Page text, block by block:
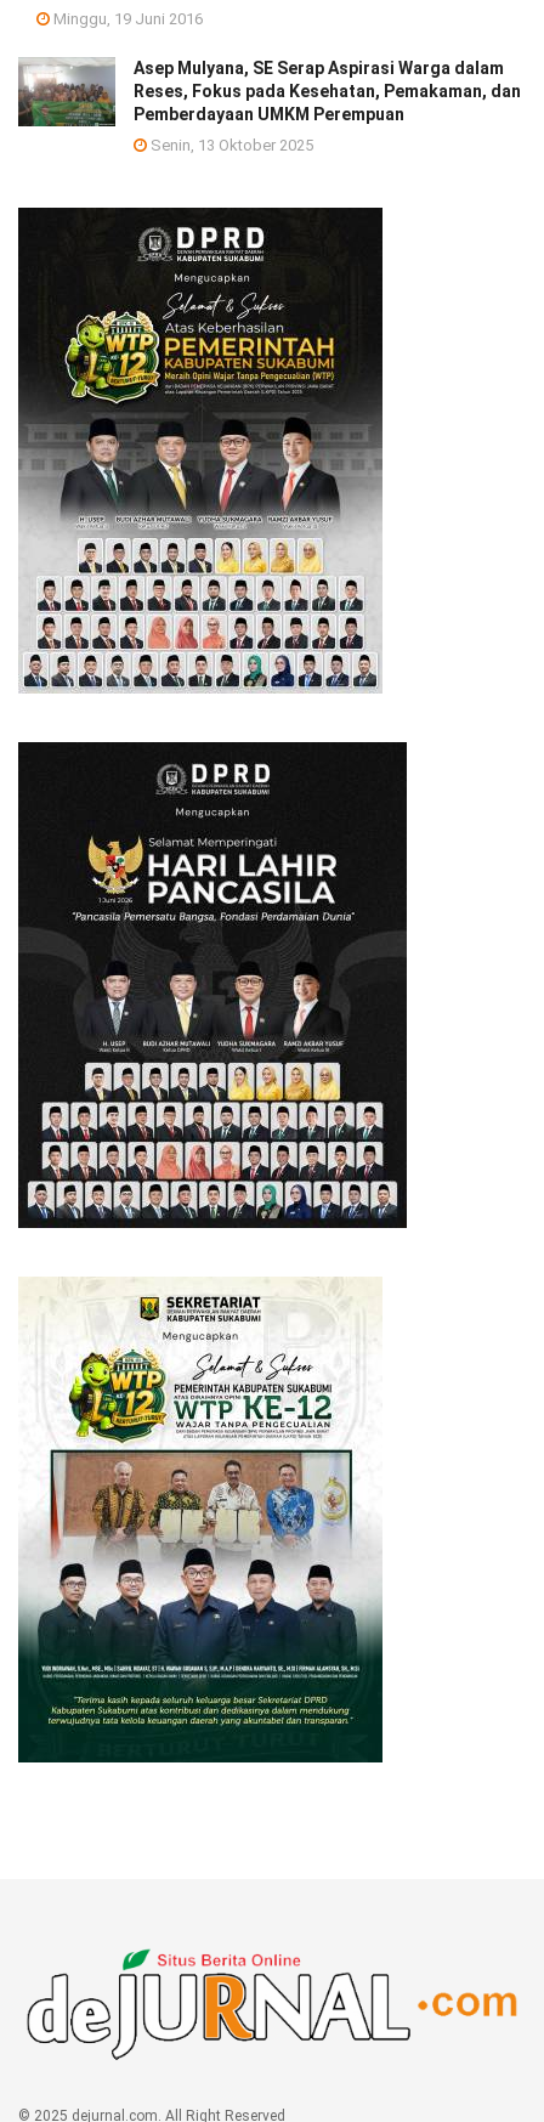
Minggu, 19 Juni 2016
Asep Mulyana, SE Serap Aspirasi Warga dalam
Reses, Fokus pada Kesehatan, Pemakaman, dan
Pemberdayaan UMKM Perempuan
Senin, 13 Oktober 2025
© 2025 dejurnal.com. All Right Reserved